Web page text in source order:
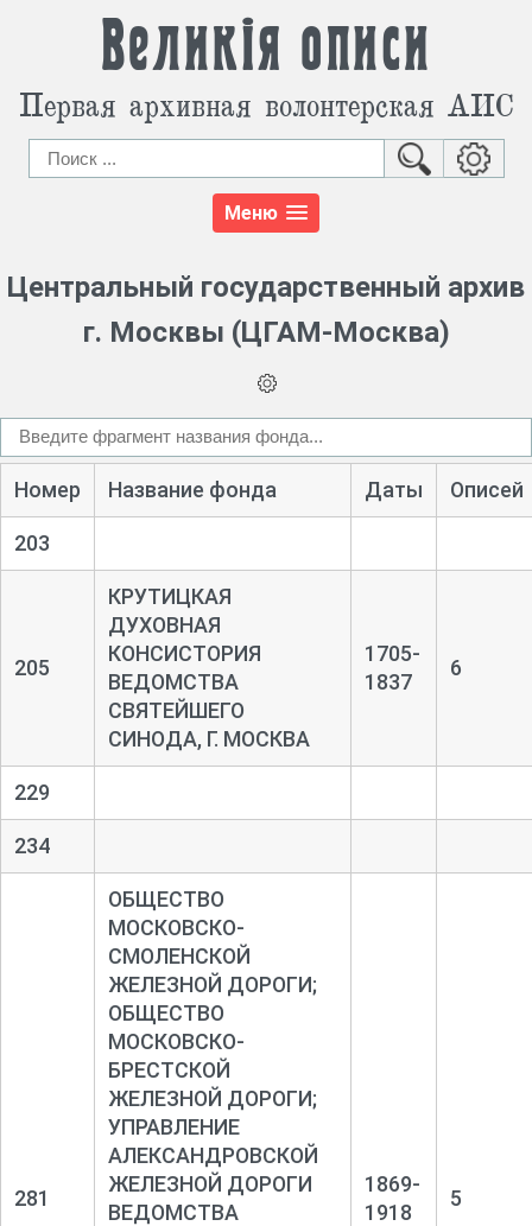
Великія описи
Первая архивная волонтерская АИС
Меню
Центральный государственный архив
г. Москвы (ЦГАМ-Москва)
Номер Название фонда Даты Описей
203
205
КРУТИЦКАЯ
ДУХОВНАЯ
КОНСИСТОРИЯ
ВЕДОМСТВА
СВЯТЕЙШЕГО
СИНОДА, Г. МОСКВА
1705-
1837
6
229
234
281
ОБЩЕСТВО
МОСКОВСКО-
СМОЛЕНСКОЙ
ЖЕЛЕЗНОЙ ДОРОГИ;
ОБЩЕСТВО
МОСКОВСКО-
БРЕСТСКОЙ
ЖЕЛЕЗНОЙ ДОРОГИ;
УПРАВЛЕНИЕ
АЛЕКСАНДРОВСКОЙ
ЖЕЛЕЗНОЙ ДОРОГИ
ВЕДОМСТВА
1869-
1918
5